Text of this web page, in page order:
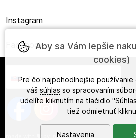
Instagram
Facebook
Slovensky
ineShop
Aby sa Vám lepšie
cookies)
Pre čo najpohodlnejšie
váš súhlas so spracovaním
udelíte kliknutím na tlačidlo
tiež odmietnuť
Nastavenia